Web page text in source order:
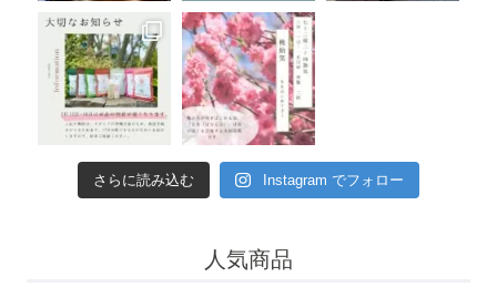
さらに読み込む Instagram でフォロー
人気商品